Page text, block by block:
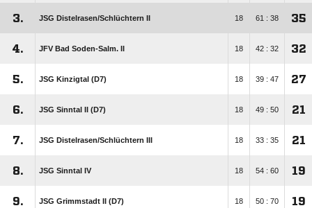
3. JSG Distelrasen/​Schlüchtern II 18 61 : 38 35
4. JFV Bad Soden-Salm. II 18 42 : 32 32
5. JSG Kinzigtal (D7) 18 39 : 47 27
6. JSG Sinntal II (D7) 18 49 : 50 21
7. JSG Distelrasen/​Schlüchtern III 18 33 : 35 21
8. JSG Sinntal IV 18 54 : 60 19
9. JSG Grimmstadt II (D7) 18 50 : 70 19